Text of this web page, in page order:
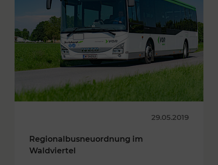
29.05.2019
Regionalbusneuordnung im
Waldviertel